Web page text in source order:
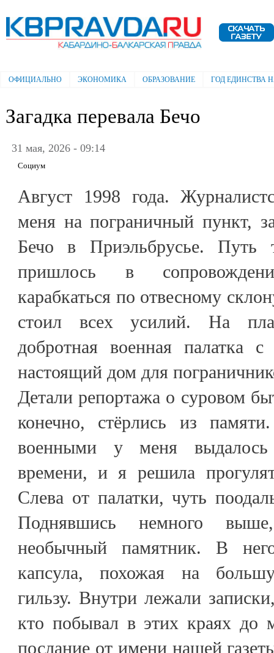
Электронная газета "Кабардино-
Балкарская правда"
Главное меню
ОФИЦИАЛЬНО ЭКОНОМИКА ОБРАЗОВАНИЕ ГОД ЕДИНСТВА
Загадка перевала Бечо
31 мая, 2026 - 09:14
Социум
Август 1998 года.
меня на пограничный пункт,
Бечо в Приэльбрусье. Путь
пришлось в
карабкаться по отвесному
стоил всех усилий. На
добротная военная палатка
настоящий дом для
Детали репортажа о суровом
конечно, стёрлись из
военными у меня выдалось
времени, и я решила
Слева от палатки, чуть
Поднявшись немного
необычный памятник. В
капсула, похожая на
гильзу. Внутри лежали
кто побывал в этих краях до
послание от имени нашей